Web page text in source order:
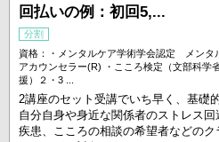
回払いの例：初回5,...
分割
資格：・メンタルケア学術学会認定 メンタ
アカウンセラー(R) ・こころ検定（文部科学
援）２・3 ...
2講座のセット受講でいち早く、基礎
自分自身や身近な関係者のストレス
疾患、こころの相談の希望者などの